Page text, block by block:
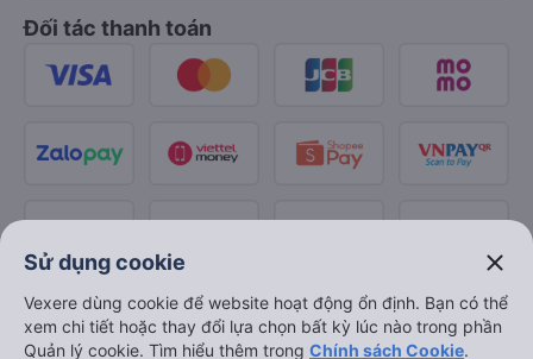
Đối tác thanh toán
Sử dụng cookie close
Vexere dùng cookie để website hoạt động ổn định. Bạn có thể
xem chi tiết hoặc thay đổi lựa chọn bất kỳ lúc nào trong phần
Quản lý cookie. Tìm hiểu thêm trong Chính sách Cookie.